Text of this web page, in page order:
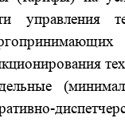
управления